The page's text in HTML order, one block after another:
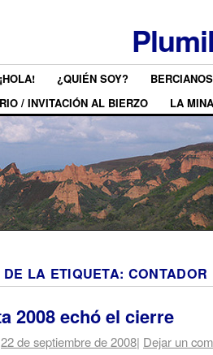
¡HOLA! ¿QUIÉN SOY?
/ INVITACIÓN AL BIERZO
LA MINA
LA ETIQUETA: CONTADOR
2008 echó el cierre
22 de septiembre de 2008| Dejar un